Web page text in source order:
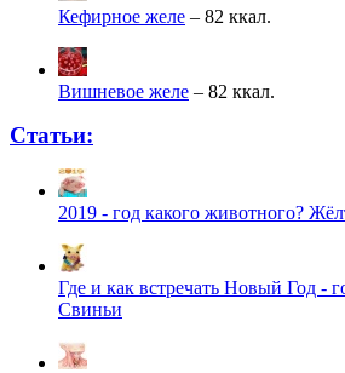
Кефирное желе – 82 ккал.
Вишневое желе – 82 ккал.
Статьи:
2019 - год какого животного?
Где и как встречать Новый Год -
Свиньи